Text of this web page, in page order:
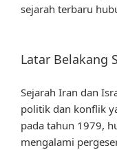
sejarah terbaru
Latar Belakang
Sejarah Iran dan
politik dan konflik
pada tahun 1979,
mengalami